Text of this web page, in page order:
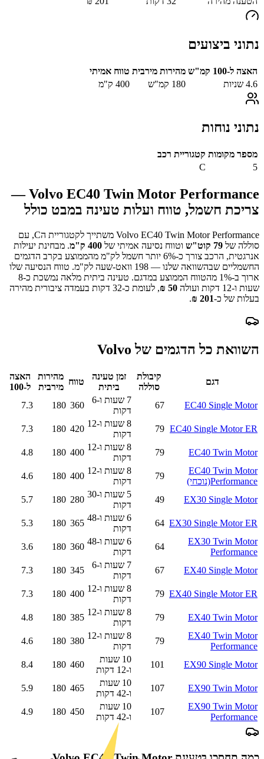
נתוני ביצועים
האצה ל-100 קמ"ש מהירות מירבית טווח אמיתי
4.6 שניות 180 קמ"ש 400 ק"מ
נתוני נוחות
מספר מקומות קטגוריית רכב
5
C
Volvo EC40 Twin Motor Performance
—
צריכת חשמל, טווח ועלות טעינה במבט כולל
Volvo EC40 Twin Motor Performance משתייך לקטגוריית הC, עם
סוללה של 79 קוט"ש וטווח נסיעה אמיתי של 400 ק"מ. מבחינת יעילות
אנרגטית, הרכב צורך כ-
6 % יותר חשמל לק"מ מהממוצע בקרב הדגמים
החשמליים שבהשוואה שלנו — 198 וואט-שעה לק"מ. טווח הנסיעה שלו
ארוך ב-
1% מהטווח הממוצע במדגם. טעינה ביתית מלאה נמשכת כ-8
שעות ו-12 דקות
ועולה 50
₪, לעומת כ-32 דקות בעמדה ציבורית מהירה
בעלות של כ-201
₪
.
השוואת כל הדגמים של Volvo
דגם
קיבולת
סוללה
זמן טעינה
ביתית
טווח
מהירות
מירבית
האצה
ל-100
EC40 Single Motor
67
7 שעות ו-6
דקות
360
180
7.3
EC40 Single Motor ER
79
8 שעות ו-12
דקות
420
180
7.3
EC40 Twin Motor
79
8 שעות ו-12
דקות
400
180
4.8
EC40 Twin Motor
Performance(נוכחי)
79
8 שעות ו-12
דקות
400
180
4.6
EX30 Single Motor
49
5 שעות ו-30
דקות
280
180
5.7
EX30 Single Motor ER
64
6 שעות ו-48
דקות
365
180
5.3
EX30 Twin Motor
Performance
64
6 שעות ו-48
דקות
360
180
3.6
EX40 Single Motor
67
7 שעות ו-6
דקות
345
180
7.3
EX40 Single Motor ER
79
8 שעות ו-12
דקות
400
180
7.3
EX40 Twin Motor
79
8 שעות ו-12
דקות
385
180
4.8
EX40 Twin Motor
Performance
79
8 שעות ו-12
דקות
380
180
4.6
EX90 Single Motor
101
10 שעות
ו-12 דקות
460
180
8.4
EX90 Twin Motor
107
10 שעות
ו-42 דקות
465
180
5.9
EX90 Twin Motor
Performance
107
10 שעות
ו-42 דקות
450
180
4.9